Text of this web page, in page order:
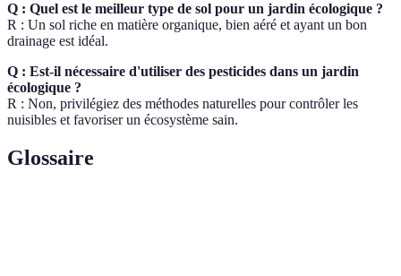
Q : Quel est le meilleur type de sol pour un jardin écologique ?
R : Un sol riche en matière organique, bien aéré et ayant un bon
drainage est idéal.
Q : Est-il nécessaire d'utiliser des pesticides dans un jardin
écologique ?
R : Non, privilégiez des méthodes naturelles pour contrôler les
nuisibles et favoriser un écosystème sain.
Glossaire